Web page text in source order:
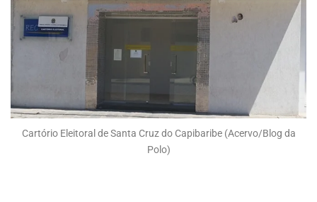
Cartório Eleitoral de Santa Cruz do Capibaribe (Acervo/Blog da
Polo)